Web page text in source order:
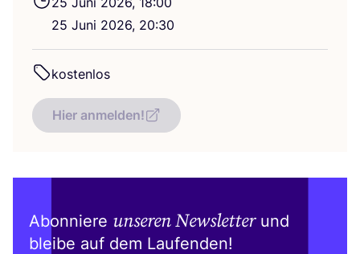
25 Juni 2026, 20:30
kos­ten­los
Hier anmelden!
Abonniere unseren Newsletterund
bleibe auf dem Laufenden!